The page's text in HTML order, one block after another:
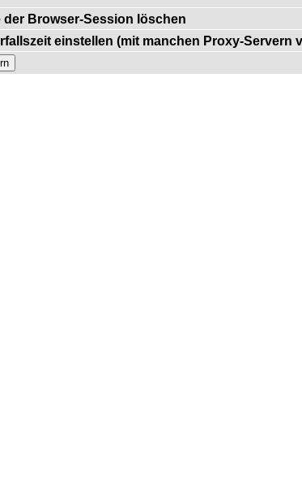
der Browser-Session löschen
einstellen (mit manchen Proxy-Servern